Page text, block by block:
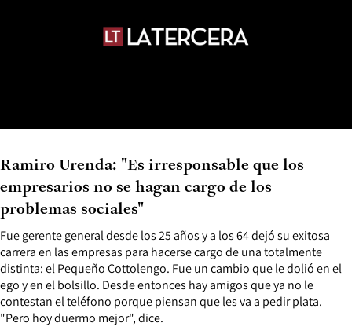
Fue gerente general desde los 25 años y a los 64 dejó su exitosa
carrera en las empresas para hacerse cargo de una totalmente
distinta: el Pequeño Cottolengo. Fue un cambio que le dolió en el
ego y en el bolsillo. Desde entonces hay amigos que ya no le
contestan el teléfono porque piensan que les va a pedir plata.
"Pero hoy duermo mejor", dice.
Ramiro Urenda: "Es irresponsable que los
empresarios no se hagan cargo de los
problemas sociales"